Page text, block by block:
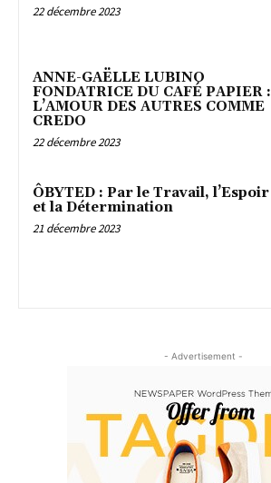
22 décembre 2023
ANNE-GAËLLE LUBINO
FONDATRICE DU CAFÉ PAPIER :
L’AMOUR DES AUTRES COMME
CREDO
22 décembre 2023
ÔBYTED : Par le Travail, l’Espoir
et la Détermination
21 décembre 2023
- Advertisement -